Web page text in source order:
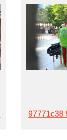
97771c38